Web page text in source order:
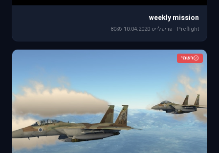
weekly mission
Preflight - פריפלייט ·
10.04.2020
·
80
רשמי